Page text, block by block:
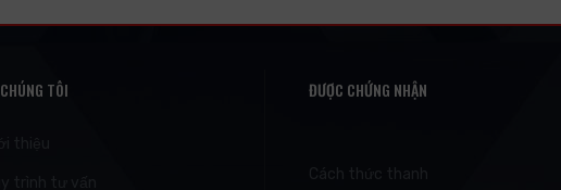
TÔI ĐƯỢC CHỨNG NHẬN
Cách thức thanh